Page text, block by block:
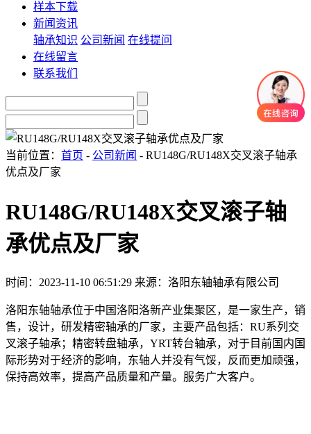
样本下载
新闻资讯
轴承知识 公司新闻 在线提问
在线留言
联系我们
当前位置： 首页 - 公司新闻 - RU148G/RU148X交叉滚子轴承
优点及厂家
RU148G/RU148X交叉滚子轴
承优点及厂家
时间：2023-11-10 06:51:29 来源：洛阳东轴轴承有限公司
洛阳东轴轴承位于中国洛阳洛新产业集聚区，是一家生产，销
售，设计，研发精密轴承的厂家，主要产品包括：RU系列交
叉滚子轴承；精密转盘轴承，YRT转台轴承，对于目前国内国
际形势对于经济的影响，东轴人并没有气馁，反而更加顽强，
保持高效率，提高产品质量和产量。服务广大客户。